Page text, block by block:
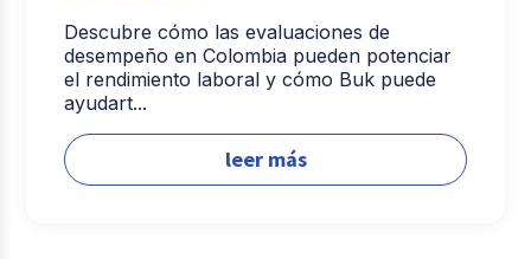
Descubre cómo las evaluaciones de
desempeño en Colombia pueden potenciar
el rendimiento laboral y cómo Buk puede
ayudart...
leer más